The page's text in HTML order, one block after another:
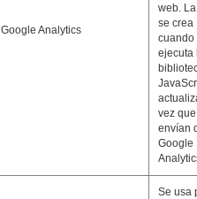
Google Analytics
web.
se crea
cuando
ejecuta
vez
envían
Google
Se usa